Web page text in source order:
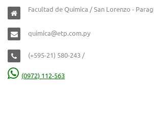
Facultad de Química / San Lorenzo -
quimica@etp.com.py
(+595-21) 580-243 /
(0972) 112-563